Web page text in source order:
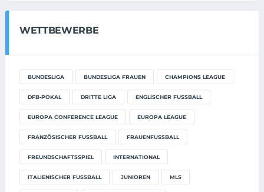
WETTBEWERBE
BUNDESLIGA BUNDESLIGA FRAUEN CHAMPIONS LEAGUE
DFB-POKAL DRITTE LIGA ENGLISCHER FUSSBALL
EUROPA CONFERENCE LEAGUE EUROPA LEAGUE
FRANZÖSISCHER FUSSBALL FRAUENFUSSBALL
FREUNDSCHAFTSSPIEL INTERNATIONAL
ITALIENISCHER FUSSBALL JUNIOREN MLS